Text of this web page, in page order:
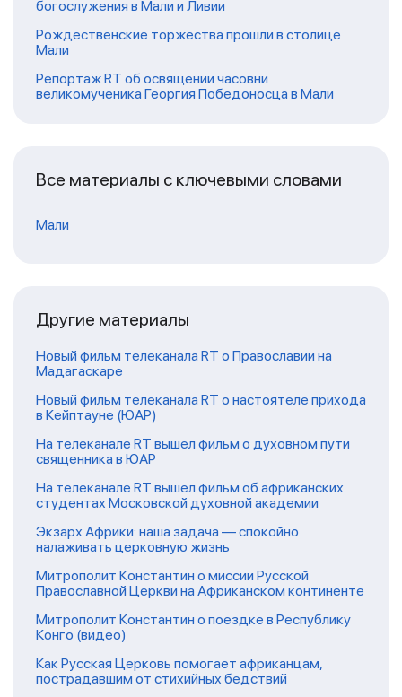
богослужения в Мали и Ливии
Рождественские торжества прошли в столице
Мали
Репортаж RT об освящении часовни
великомученика Георгия Победоносца в Мали
Все материалы с ключевыми словами
Мали
Другие материалы
Новый фильм телеканала RT о Православии на
Мадагаскаре
Новый фильм телеканала RT о настоятеле прихода
в Кейптауне (ЮАР)
На телеканале RT вышел фильм о духовном пути
священника в ЮАР
На телеканале RT вышел фильм об африканских
студентах Московской духовной академии
Экзарх Африки: наша задача — спокойно
налаживать церковную жизнь
Митрополит Константин о миссии Русской
Православной Церкви на Африканском континенте
Митрополит Константин о поездке в Республику
Конго (видео)
Как Русская Церковь помогает африканцам,
пострадавшим от стихийных бедствий